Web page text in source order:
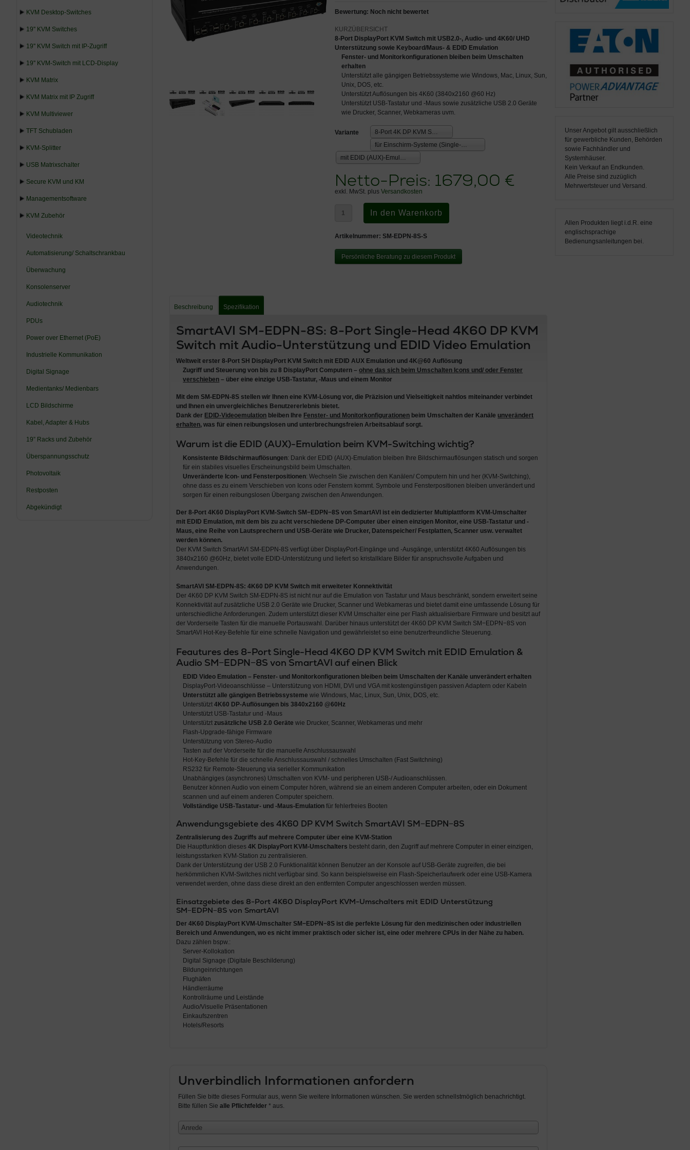
KVM Desktop-Switches
19'' KVM Switches
19'' KVM Switch mit IP-Zugriff
19'' KVM-Switch mit LCD-Display
KVM Matrix
KVM Matrix mit IP Zugriff
KVM Multiviewer
TFT Schubladen
KVM-Splitter
USB Matrixschalter
Secure KVM und KM
Managementsoftware
KVM Zubehör
Videotechnik
Automatisierung/ Schaltschrankbau
Überwachung
Konsolenserver
Audiotechnik
PDUs
Power over Ethernet (PoE)
Industrielle Kommunikation
Digital Signage
Medientanks/ Medienbars
LCD Bildschirme
Kabel, Adapter & Hubs
19” Racks und Zubehör
Überspannungsschutz
Photovoltaik
Restposten
Abgekündigt
Bewertung: Noch nicht bewertet
8-Port DisplayPort KVM Switch mit USB2.0-, Audio- und 4K60/ UHD
Unterstützung sowie Keyboard/Maus- & EDID Emulation
Fenster- und Monitorkonfigurationen bleiben beim Umschalten
erhalten
Unterstützt alle gängigen Betriebssysteme wie Windows, Mac, Linux, Sun,
Unix, DOS, etc.
Unterstützt Auflösungen bis 4K60 (3840x2160 @60 Hz)
Unterstützt USB-Tastatur und -Maus sowie zusätzliche USB 2.0 Geräte
wie Drucker, Scanner, Webkameras uvm.
Variante
8-Port 4K DP KVM Switch
für Einschirm-Systeme (Single-Head)
Netto-Preis: 1679,00 €
exkl. MwSt. plus Versandkosten
Artikelnummer: SM-EDPN-8S-S
Persönliche Beratung zu diesem Produkt
Beschreibung Spezifikation
SmartAVI SM-EDPN-8S: 8-Port Single-Head 4K60 DP KVM
Switch mit Audio-Unterstützung und EDID Video Emulation
Weltweit erster 8-Port SH DisplayPort KVM Switch mit EDID AUX Emulation und 4K@60 Auflösung
Zugriff und Steuerung von bis zu 8 DisplayPort Computern –ohne das sich beim Umschalten Icons und/ oder Fenster
verschieben – über eine einzige USB-Tastatur, -Maus und einem Monitor
Mit demSM-EDPN-8S stellen wir Ihnen eine KVM-Lösung vor, die Präzision und Vielseitigkeit nahtlos miteinander verbindet
und Ihnen ein unvergleichliches Benutzererlebnis bietet.
Dank der EDID-Videoemulation bleiben Ihre Fenster- und Monitorkonfigurationen beim Umschalten der Kanäle unverändert
erhalten, was für einen reibungslosen und unterbrechungsfreien Arbeitsablauf sorgt.
Warum ist die EDID (AUX)-Emulation beim KVM-Switching wichtig?
Konsistente Bildschirmauflösungen: Dank der EDID (AUX)-Emulation bleiben Ihre Bildschirmauflösungen statisch und sorgen
für ein stabiles visuelles Erscheinungsbild beim Umschalten.
Unveränderte Icon- und Fensterpositionen: Wechseln Sie zwischen den Kanälen/ Computern hin und her (KVM-Switching),
ohne dass es zu einem Verschieben von Icons oder Fenstern kommt. Symbole und Fensterpositionen bleiben unverändert und
sorgen für einen reibungslosen Übergang zwischen den Anwendungen.
Der8-Port 4K60 DisplayPort KVM-Switch SM−EDPN−8S von SmartAVI ist ein dedizierter Multiplattform KVM-Umschalter
mit EDID Emulation, mit dem bis zu acht verschiedene DP-Computer über einen einzigen Monitor, eine USB-Tastatur und -
Maus, eine Reihe von Lautsprechern und USB-Geräte wie Drucker, Datenspeicher/ Festplatten, Scanner usw. verwaltet
werden können.
Der KVM Switch SmartAVI SM-EDPN-8S verfügt über DisplayPort-Eingänge und -Ausgänge, unterstützt 4K60 Auflösungen bis
3840x2160 @60Hz, bietet volle EDID-Unterstützung und liefert so kristallklare Bilder für anspruchsvolle Aufgaben und
Anwendungen.
SmartAVI SM-EDPN-8S: 4K60 DP KVM Switch mit erweiteter Konnektivität
Der 4K60 DP KVM Switch SM-EDPN-8S ist nicht nur auf die Emulation von Tastatur und Maus beschränkt, sondern erweitert seine
Konnektivität auf zusätzliche USB 2.0 Geräte wie Drucker, Scanner und Webkameras und bietet damit eine umfassende Lösung für
unterschiedliche Anforderungen. Zudem unterstützt dieser KVM Umschalter eine per Flash aktualisierbare Firmware und besitzt auf
der Vorderseite Tasten für die manuelle Portauswahl. Darüber hinaus unterstützt der 4K60 DP KVM Switch SM−EDPN−8S von
SmartAVI Hot-Key-Befehle für eine schnelle Navigation und gewährleistet so eine benutzerfreundliche Steuerung.
Feautures des 8-Port Single-Head 4K60 DP KVM Switch mit EDID Emulation &
Audio SM−EDPN−8S von SmartAVI auf einen Blick
EDID Video Emulation – Fenster- und Monitorkonfigurationen bleiben beim Umschalten der Kanäle unverändert erhalten
DisplayPort-Videoanschlüsse – Unterstützung von HDMI, DVI und VGA mit kostengünstigen passiven Adaptern oder Kabeln
Unterstützt alle gängigen Betriebssysteme wie Windows, Mac, Linux, Sun, Unix, DOS, etc.
Unterstützt4K60 DP-Auflösungen bis 3840x2160 @60Hz
Unterstützt USB-Tastatur und -Maus
Unterstütztzusätzliche USB 2.0 Geräte wie Drucker, Scanner, Webkameras und mehr
Flash-Upgrade-fähige Firmware
Unterstützung von Stereo-Audio
Tasten auf der Vorderseite für die manuelle Anschlussauswahl
Hot-Key-Befehle für die schnelle Anschlussauswahl / schnelles Umschalten (Fast Switchning)
RS232 für Remote-Steuerung via serieller Kommunikation
Unabhängiges (asynchrones) Umschalten von KVM- und peripheren USB-/ Audioanschlüssen.
Benutzer können Audio von einem Computer hören, während sie an einem anderen Computer arbeiten, oder ein Dokument
scannen und auf einem anderen Computer speichern.
Vollständige USB-Tastatur- und -Maus-Emulation für fehlerfreies Booten
Anwendungsgebiete des 4K60 DP KVM Switch SmartAVI SM−EDPN−8S
Zentralisierung des Zugriffs auf mehrere Computer über eine KVM-Station
Die Hauptfunktion dieses4K DisplayPort KVM-Umschalters besteht darin, den Zugriff auf mehrere Computer in einer einzigen,
leistungsstarken KVM-Station zu zentralisieren.
Dank der Unterstützung der USB 2.0 Funktionalität können Benutzer an der Konsole auf USB-Geräte zugreifen, die bei
herkömmlichen KVM-Switches nicht verfügbar sind. So kann beispielsweise ein Flash-Speicherlaufwerk oder eine USB-Kamera
verwendet werden, ohne dass diese direkt an den entfernten Computer angeschlossen werden müssen.
Einsatzgebiete des 8-Port 4K60 DisplayPort KVM-Umschalters mit EDID Unterstützung
SM−EDPN−8S von SmartAVI
Der4K60 DisplayPort KVM-Umschalter SM−EDPN−8S ist die perfekte Lösung für den medizinischen oder industriellen
Bereich und Anwendungen, wo es nicht immer praktisch oder sicher ist, eine oder mehrere CPUs in der Nähe zu haben.
Dazu zählen bspw.:
Server-Kollokation
Digital Signage (Digitale Beschilderung)
Bildungeinrichtungen
Flughäfen
Händlerräume
Kontrollräume und Leistände
Audio/Visuelle Präsentationen
Einkaufszentren
Hotels/Resorts
Unverbindlich Informationen anfordern
Füllen Sie bitte dieses Formular aus, wenn Sie weitere Informationen wünschen. Sie werden schnellstmöglich benachrichtigt.
Bitte füllen Sie alle Pflichtfelder* aus.
Anrede
Unser Angebot gilt ausschließlich
für gewerbliche Kunden, Behörden
sowie Fachhändler und
Systemhäuser.
Kein Verkauf an Endkunden.
Alle Preise sind zuzüglich
Mehrwertsteuer und Versand.
Allen Produkten liegt i.d.R. eine
englischsprachige
Bedienungsanleitungen bei.